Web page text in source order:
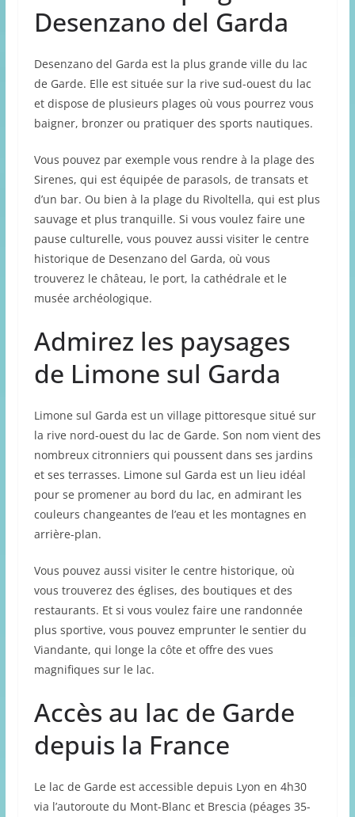
Desenzano del Garda
Desenzano del Garda est la plus grande ville du lac
de Garde. Elle est située sur la rive sud-ouest du lac
et dispose de plusieurs plages où vous pourrez vous
baigner, bronzer ou pratiquer des sports nautiques.
Vous pouvez par exemple vous rendre à la plage des
Sirenes, qui est équipée de parasols, de transats et
d’un bar. Ou bien à la plage du Rivoltella, qui est plus
sauvage et plus tranquille. Si vous voulez faire une
pause culturelle, vous pouvez aussi visiter le centre
historique de Desenzano del Garda, où vous
trouverez le château, le port, la cathédrale et le
musée archéologique.
Admirez les paysages
de Limone sul Garda
Limone sul Garda est un village pittoresque situé sur
la rive nord-ouest du lac de Garde. Son nom vient des
nombreux citronniers qui poussent dans ses jardins
et ses terrasses. Limone sul Garda est un lieu idéal
pour se promener au bord du lac, en admirant les
couleurs changeantes de l’eau et les montagnes en
arrière-plan.
Vous pouvez aussi visiter le centre historique, où
vous trouverez des églises, des boutiques et des
restaurants. Et si vous voulez faire une randonnée
plus sportive, vous pouvez emprunter le sentier du
Viandante, qui longe la côte et offre des vues
magnifiques sur le lac.
Accès au lac de Garde
depuis la France
Le lac de Garde est accessible depuis Lyon en 4h30
via l’autoroute du Mont-Blanc et Brescia (péages 35-